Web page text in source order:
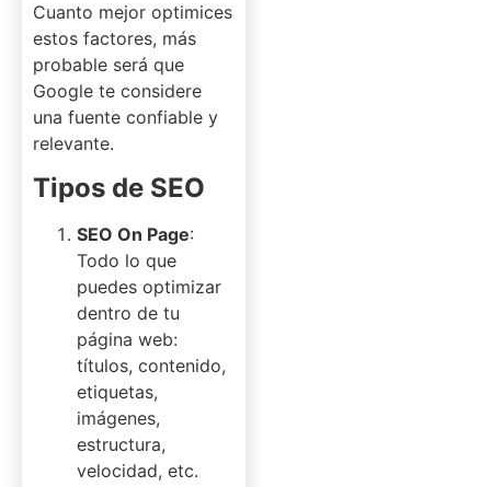
Cuanto mejor optimices
estos factores, más
probable será que
Google te considere
una fuente confiable y
relevante.
Tipos de SEO
SEO On Page:
Todo lo que
puedes optimizar
dentro de tu
página web:
títulos, contenido,
etiquetas,
imágenes,
estructura,
velocidad, etc.